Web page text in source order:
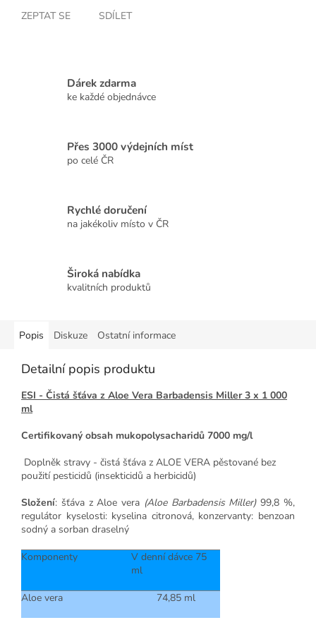
ZEPTAT SE SDÍLET
Dárek zdarma
ke každé objednávce
Přes 3000 výdejních míst
po celé ČR
Rychlé doručení
na jakékoliv místo v ČR
Široká nabídka
kvalitních produktů
Popis Diskuze Ostatní informace
Detailní popis produktu
ESI - Čistá šťáva z Aloe Vera Barbadensis Miller 3 x 1 000
ml
Certifikovaný obsah mukopolysacharidů 7000 mg/l
Doplněk stravy - čistá šťáva z ALOE VERA pěstované bez
použití pesticidů (insekticidů a herbicidů)
Složení: šťáva z Aloe vera (Aloe Barbadensis Miller)99,8 %,
regulátor kyselosti: kyselina citronová, konzervanty: benzoan
sodný a sorban draselný
Komponenty
V denní dávce 75
ml
Aloe vera 74,85 ml